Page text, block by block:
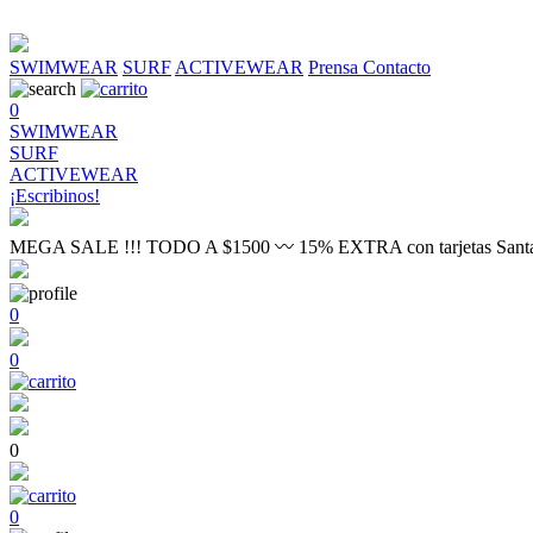
SWIMWEAR SURF ACTIVEWEAR Prensa Contacto
0
SWIMWEAR
SURF
ACTIVEWEAR
¡Escribinos!
MEGA SALE !!! TODO A $1500 〰 15% EXTRA con tarjetas
0
0
0
0